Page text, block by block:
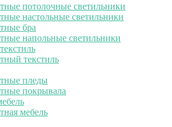
потолочные светильники
настольные светильники
бра
напольные светильники
текстиль
пледы
покрывала
мебель